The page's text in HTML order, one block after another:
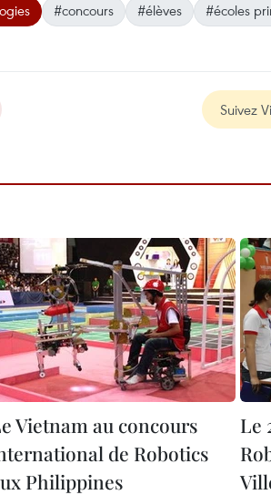
#concours #élèves #écoles
Suivez
Vietnam au concours
de Robotics
Philippines
Le